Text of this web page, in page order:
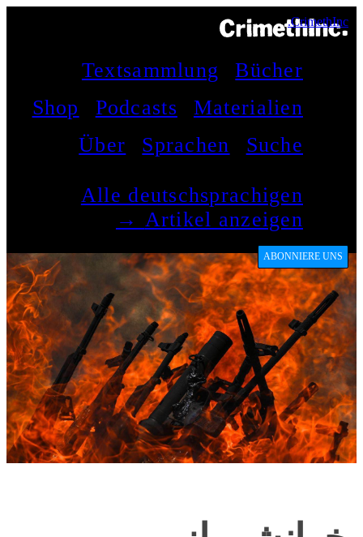
CrimethInc.
Bücher
Textsammlung
Materialien
Podcasts
Shop
Suche
Sprachen
Über
Alle deutschsprachigen
Artikel anzeigen →
ABONNIERE UNS